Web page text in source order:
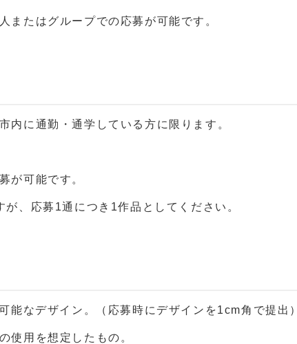
たはグループでの応募が可能です。
に通勤・通学している方に限ります。
が可能です。
、応募1通につき1作品としてください。
なデザイン。（応募時にデザインを1cm角で提出）
使用を想定したもの。